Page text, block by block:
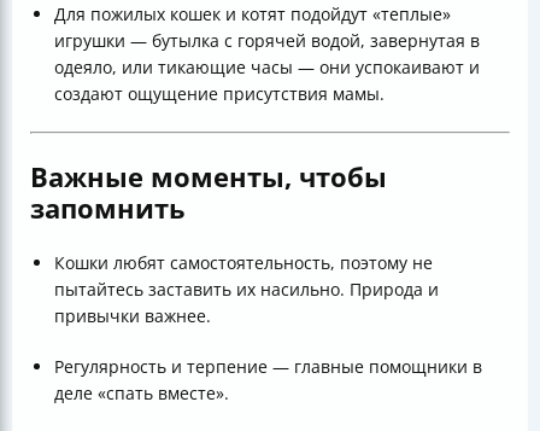
Для пожилых кошек и котят подойдут «теплые»
игрушки — бутылка с горячей водой, завернутая в
одеяло, или тикающие часы — они успокаивают и
создают ощущение присутствия мамы.
Важные моменты, чтобы
запомнить
Кошки любят самостоятельность, поэтому не
пытайтесь заставить их насильно. Природа и
привычки важнее.
Регулярность и терпение — главные помощники в
деле «спать вместе».